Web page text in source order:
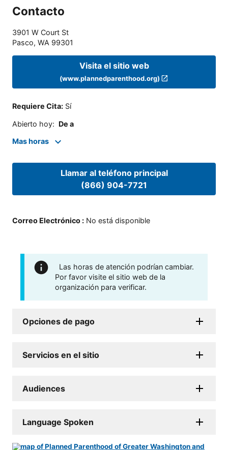
Contacto
3901 W Court St
Pasco, WA 99301
Visita el sitio web
(www.plannedparenthood.org)
Requiere Cita: Sí
Abierto hoy: De a
Mas horas
Llamar al teléfono principal
(866) 904-7721
Correo Electrónico : No está disponible
Las horas de atención podrían cambiar.
Por favor visite el sitio web de la
organización para verificar.
Opciones de pago
Servicios en el sitio
Audiences
Language Spoken